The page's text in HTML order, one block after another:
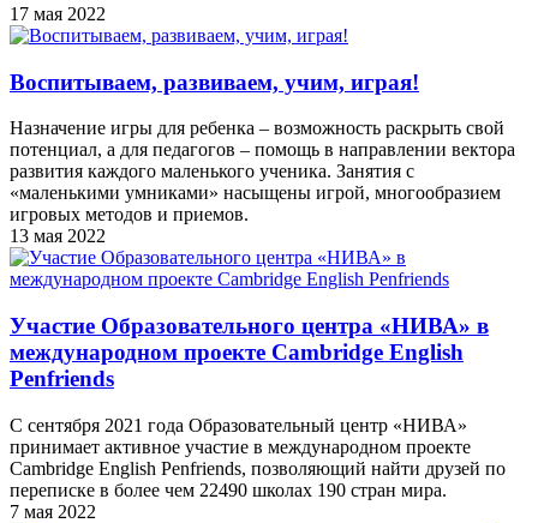
17 мая 2022
Воспитываем, развиваем, учим, играя!
Назначение игры для ребенка – возможность раскрыть свой
потенциал, а для педагогов – помощь в направлении вектора
развития каждого маленького ученика. Занятия с
«маленькими умниками» насыщены игрой, многообразием
игровых методов и приемов.
13 мая 2022
Участие Образовательного центра «НИВА» в
международном проекте Cambridge English
Penfriends
С сентября 2021 года Образовательный центр «НИВА»
принимает активное участие в международном проекте
Cambridge English Penfriends, позволяющий найти друзей по
переписке в более чем 22490 школах 190 стран мира.
7 мая 2022